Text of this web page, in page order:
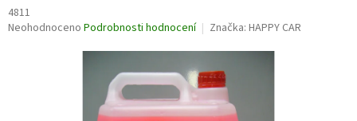
4811
Průměrné
Neohodnoceno Podrobnosti hodnocení Značka: HAPPY CAR